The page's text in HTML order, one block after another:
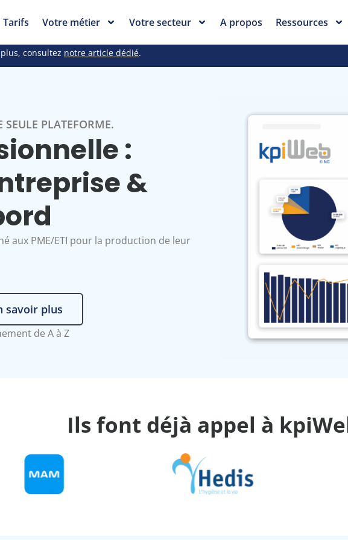
Tarifs Votre métier Votre secteur A propos Ressources
consultez notre article dédié.
PLATEFORME.
:
&
aux PME/ETI pour la production de leur
savoir plus
de A à Z
Ils font déjà appel à